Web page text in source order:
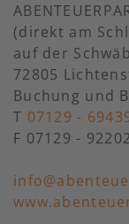
(direkt am
auf der
72805
Buchung und
T 07129 -
F 07129 -